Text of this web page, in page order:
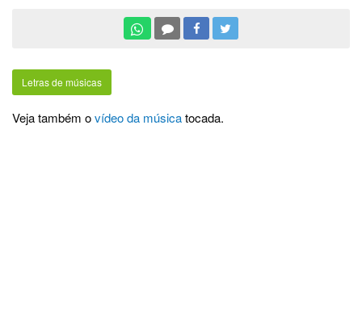
Letras de músicas
Veja também ovídeo da músicatocada.